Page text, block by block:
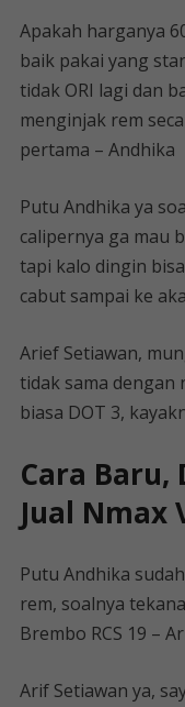
Apakah harganya
baik pakai yang
tidak ORI lagi dan
menginjak rem
pertama – Andhika
Putu Andhika ya
calipernya ga mau
tapi kalo dingin
cabut sampai ke
Arief Setiawan,
tidak sama dengan
biasa DOT 3,
Cara Baru,
Jual Nmax
Putu Andhika
rem, soalnya
Brembo RCS 19 –
Arif Setiawan ya,